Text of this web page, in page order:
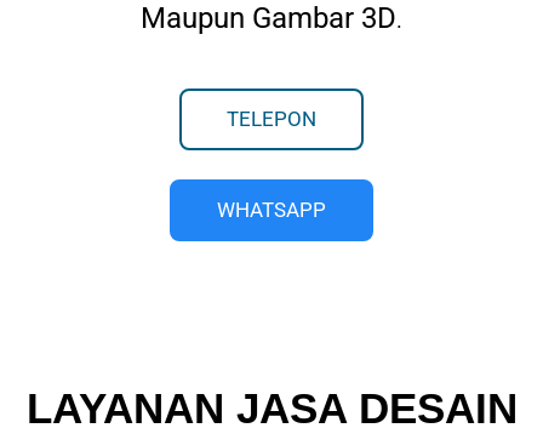
Maupun Gambar 3D.
TELEPON
WHATSAPP
LAYANAN JASA DESAIN